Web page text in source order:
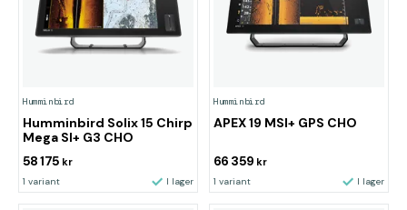
Humminbird
Humminbird Solix 15 Chirp
Mega SI+ G3 CHO
58 175 kr
1 variant I lager
Humminbird
APEX 19 MSI+ GPS CHO
66 359 kr
1 variant I lager